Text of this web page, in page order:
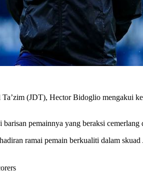
(JDT), Hector Bidoglio mengakui
pemainnya yang beraksi
ramai pemain berkualiti dalam